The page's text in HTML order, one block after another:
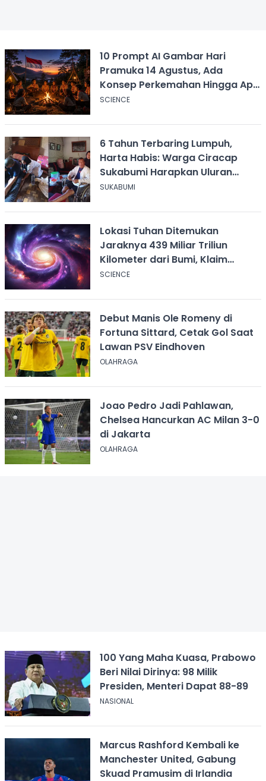
10 Prompt AI Gambar Hari
Pramuka 14 Agustus, Ada
Konsep Perkemahan Hingga Api
Unggun
SCIENCE
6 Tahun Terbaring Lumpuh,
Harta Habis: Warga Ciracap
Sukabumi Harapkan Uluran
Tangan KDM
SUKABUMI
Lokasi Tuhan Ditemukan
Jaraknya 439 Miliar Triliun
Kilometer dari Bumi, Klaim
Ilmuwan Harvard
SCIENCE
Debut Manis Ole Romeny di
Fortuna Sittard, Cetak Gol Saat
Lawan PSV Eindhoven
OLAHRAGA
Joao Pedro Jadi Pahlawan,
Chelsea Hancurkan AC Milan 3-0
di Jakarta
OLAHRAGA
100 Yang Maha Kuasa, Prabowo
Beri Nilai Dirinya: 98 Milik
Presiden, Menteri Dapat 88-89
NASIONAL
Marcus Rashford Kembali ke
Manchester United, Gabung
Skuad Pramusim di Irlandia